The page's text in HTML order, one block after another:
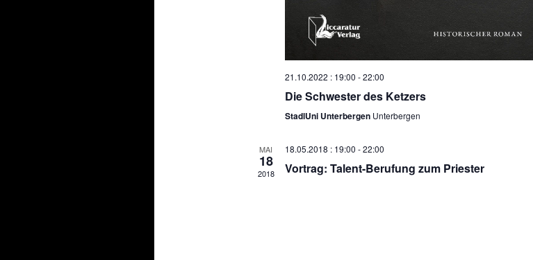
21.10.2022 : 19:00 -22:00
Die Schwester des Ketzers
StadlUni Unterbergen Unterbergen
MAI
18
2018
18.05.2018 : 19:00 -22:00
Vortrag: Talent-Berufung zum Priester